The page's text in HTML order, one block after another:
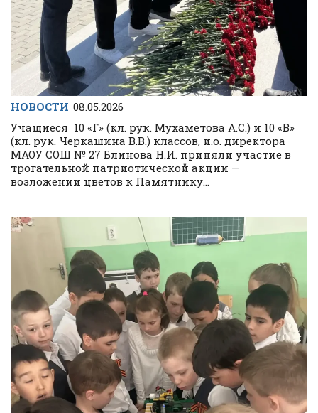
НОВОСТИ 08.05.2026
Учащиеся 10 «Г» (кл. рук. Мухаметова А.С.) и 10 «В»
(кл. рук. Черкашина В.В.) классов, и.о. директора
МАОУ СОШ № 27 Блинова Н.И. приняли участие в
трогательной патриотической акции —
возложении цветов к Памятнику...